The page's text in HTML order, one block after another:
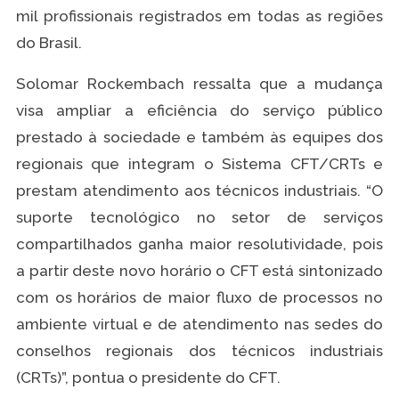
mil profissionais registrados em todas as regiões
do Brasil.
Solomar Rockembach ressalta que a mudança
visa ampliar a eficiência do serviço público
prestado à sociedade e também às equipes dos
regionais que integram o Sistema CFT/CRTs e
prestam atendimento aos técnicos industriais. “O
suporte tecnológico no setor de serviços
compartilhados ganha maior resolutividade, pois
a partir deste novo horário o CFT está sintonizado
com os horários de maior fluxo de processos no
ambiente virtual e de atendimento nas sedes do
conselhos regionais dos técnicos industriais
(CRTs)”, pontua o presidente do CFT.